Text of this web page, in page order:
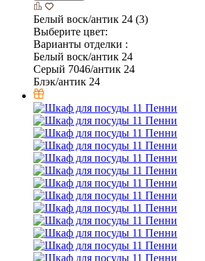
Белый воск/антик 24 (3)
Выберите цвет:
Варианты отделки :
Белый воск/антик 24
Серый 7046/антик 24
Блэк/антик 24